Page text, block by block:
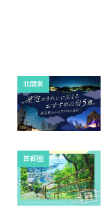
北関東
首都圏